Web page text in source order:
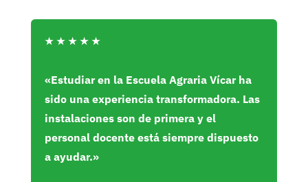
★ ★ ★ ★ ★
«Estudiar en la Escuela Agraria Vícar ha
sido una experiencia transformadora. Las
instalaciones son de primera y el
personal docente está siempre dispuesto
a ayudar.»